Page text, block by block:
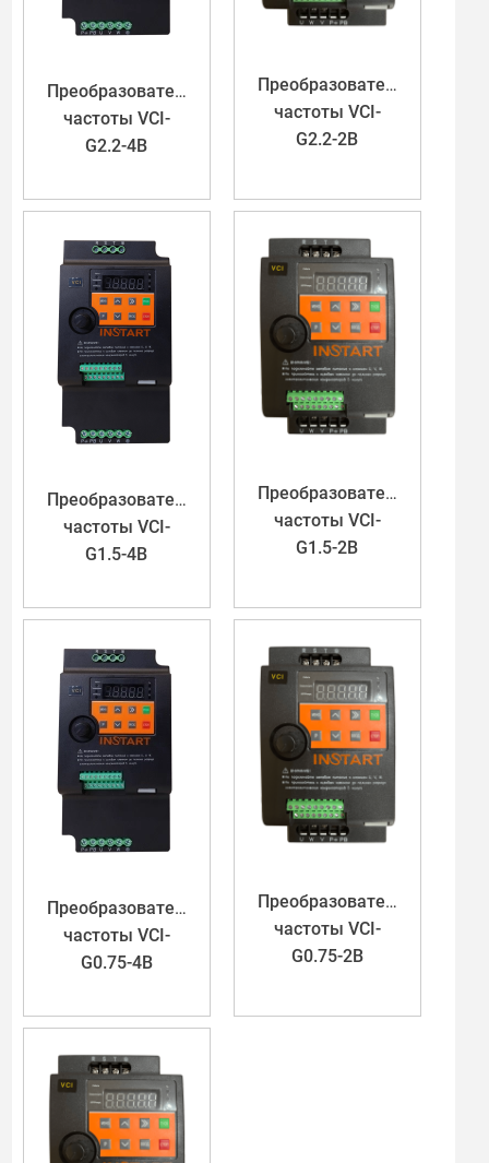
Преобразователь
частоты VCI-
G2.2-4B
Преобразователь
частоты VCI-
G2.2-2B
Преобразователь
частоты VCI-
G1.5-4B
Преобразователь
частоты VCI-
G1.5-2B
Преобразователь
частоты VCI-
G0.75-4B
Преобразователь
частоты VCI-
G0.75-2B